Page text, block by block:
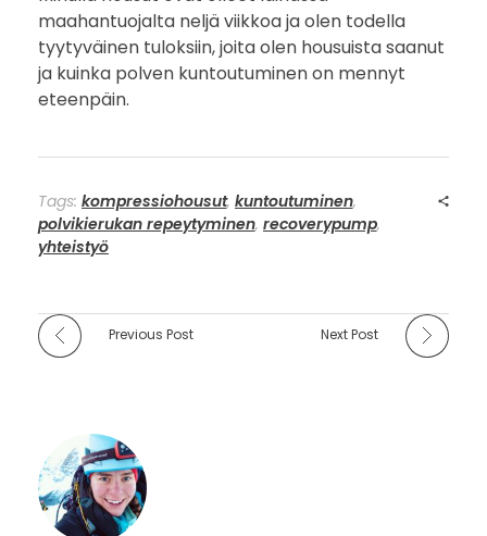
maahantuojalta neljä viikkoa ja olen todella
tyytyväinen tuloksiin, joita olen housuista saanut
ja kuinka polven kuntoutuminen on mennyt
eteenpäin.
Tags: kompressiohousut, kuntoutuminen,
polvikierukan repeytyminen, recoverypump,
yhteistyö
Previous Post Next Post